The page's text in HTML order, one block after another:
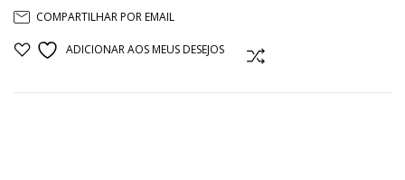
alta
COMPARTILHAR POR EMAIL
ADICIONAR AOS MEUS DESEJOS